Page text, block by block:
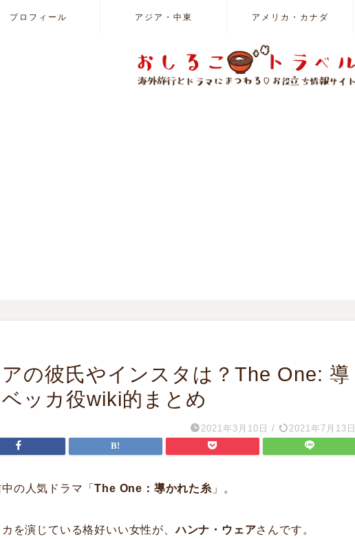
プロフィール アジア・中東 アメリカ・カナダ
の彼氏やインスタは？The One: 導
ッカ役wiki的まとめ
2021年3月10日 / 2021年7月13日
の人気ドラマ「The One：導かれた糸 」。
を演じている格好いい女性が、ハンナ・ウェアさんです。